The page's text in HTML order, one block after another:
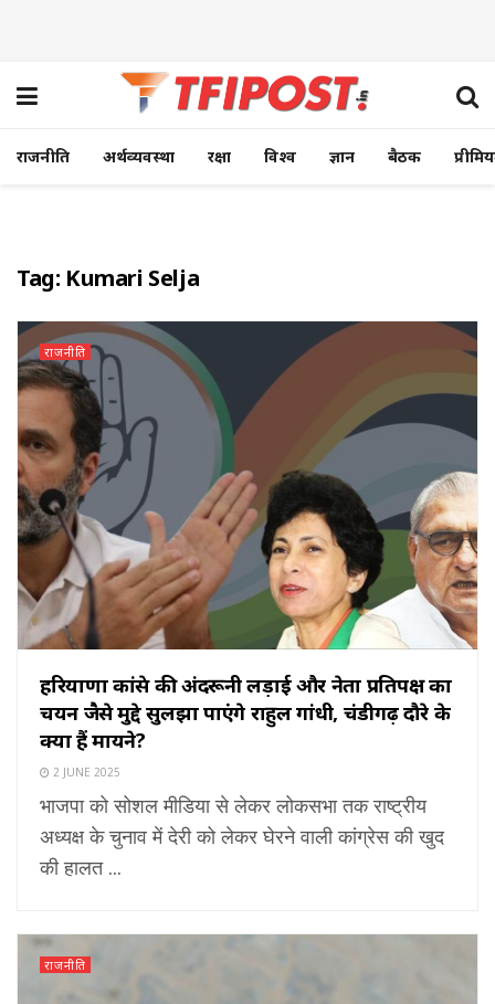
राजनीति अर्थव्यवस्था रक्षा विश्व ज्ञान बैठक
Tag: Kumari Selja
राजनीति
हरियाणा कांग्रेस की अंदरूनी लड़ाई और नेता प्रतिपक्ष का
चयन जैसे मुद्दे सुलझा पाएंगे राहुल गांधी, चंडीगढ़ दौरे के
क्या हैं मायने?
2 JUNE 2025
भाजपा को सोशल मीडिया से लेकर लोकसभा तक राष्ट्रीय
अध्यक्ष के चुनाव में देरी को लेकर घेरने वाली कांग्रेस की खुद
की हालत ...
राजनीति